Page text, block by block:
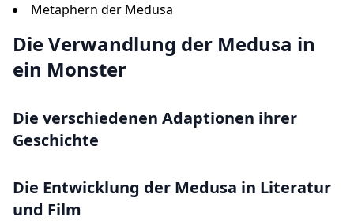
Metaphern der Medusa
Die Verwandlung der Medusa in
ein Monster
Die verschiedenen Adaptionen ihrer
Geschichte
Die Entwicklung der Medusa in Literatur
und Film